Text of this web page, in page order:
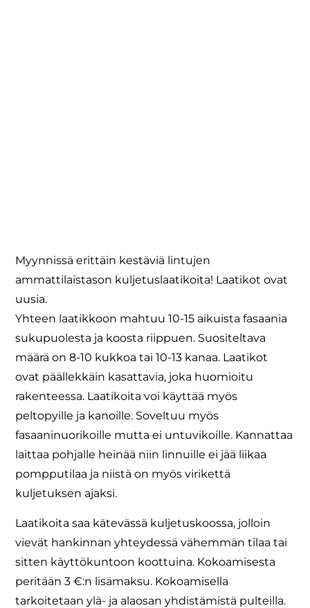
Myynnissä erittäin kestäviä lintujen
ammattilaistason kuljetuslaatikoita! Laatikot ovat
uusia.
Yhteen laatikkoon mahtuu 10-15 aikuista fasaania
sukupuolesta ja koosta riippuen. Suositeltava
määrä on 8-10 kukkoa tai 10-13 kanaa. Laatikot
ovat päällekkäin kasattavia, joka huomioitu
rakenteessa. Laatikoita voi käyttää myös
peltopyille ja kanoille. Soveltuu myös
fasaaninuorikoille mutta ei untuvikoille. Kannattaa
laittaa pohjalle heinää niin linnuille ei jää liikaa
pompputilaa ja niistä on myös virikettä
kuljetuksen ajaksi.
Laatikoita saa kätevässä kuljetuskoossa, jolloin
vievät hankinnan yhteydessä vähemmän tilaa tai
sitten käyttökuntoon koottuina. Kokoamisesta
peritään 3 €:n lisämaksu. Kokoamisella
tarkoitetaan ylä- ja alaosan yhdistämistä pulteilla.